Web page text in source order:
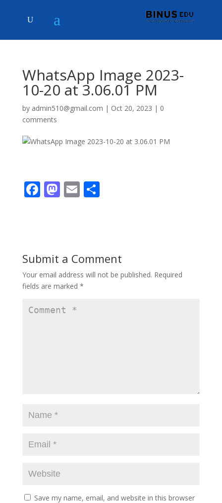
WhatsApp Image 2023-
10-20 at 3.06.01 PM
by admin510@gmail.com | Oct 20, 2023 | 0
comments
F
o
o
k
M
o
n
E S
Submit a Comment
Your email address will not be published. Required
fields are marked *
Save my name, email, and website in this browser